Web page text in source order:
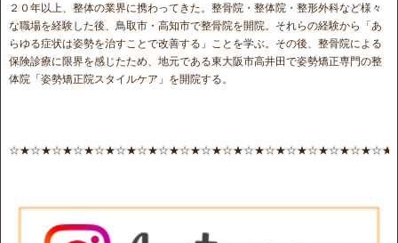
２０年以上、整体の業界に携わってきた。整骨院・整体院・整形外科など様々
な職場を経験した後、鳥取市・高知市で整骨院を開院。それらの経験から「あ
らゆる症状は姿勢を治すことで改善する」ことを学ぶ。その後、整骨院による
保険診療に限界を感じたため、地元である東大阪市高井田で姿勢矯正専門の整
体院「姿勢矯正院スタイルケア」を開院する。